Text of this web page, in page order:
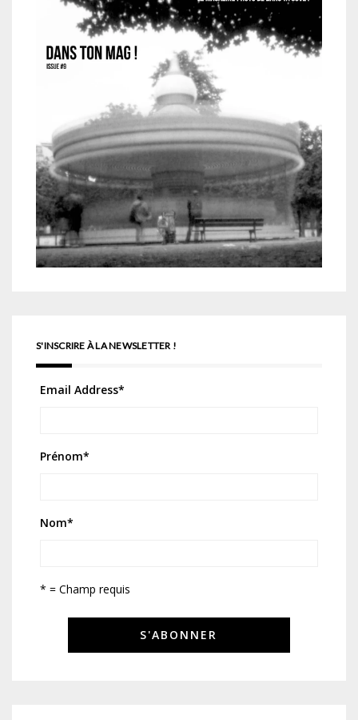
S'INSCRIRE À LA NEWSLETTER !
Email Address*
Prénom*
Nom*
* = Champ requis